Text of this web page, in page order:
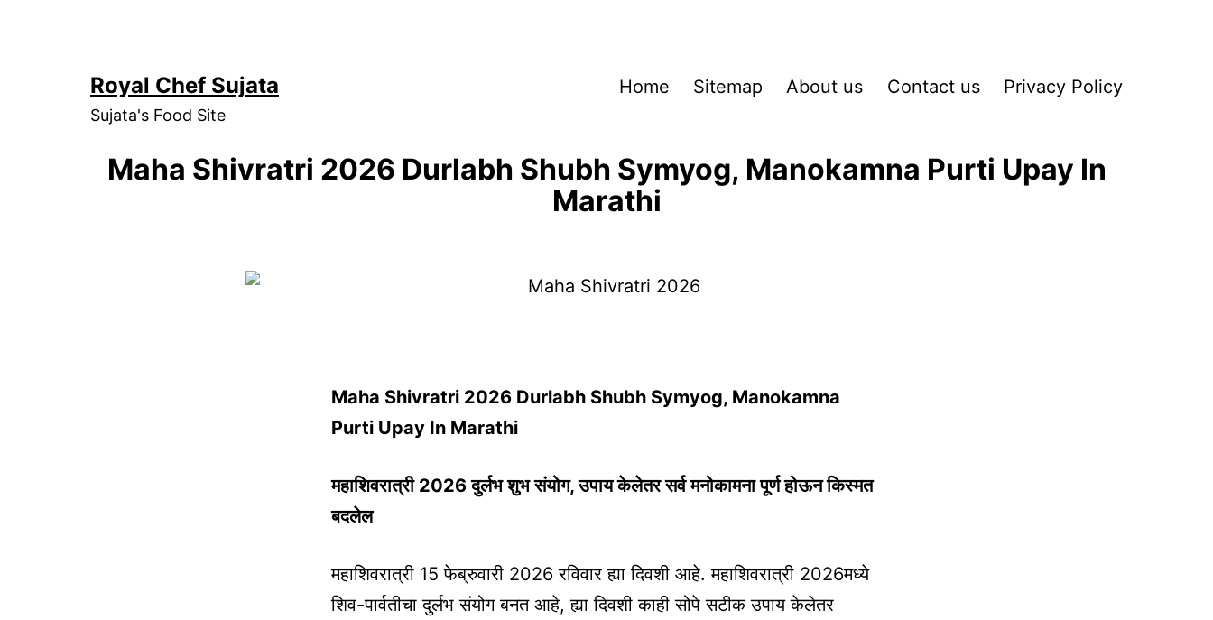
Royal Chef Sujata
Sujata's Food Site
Home Sitemap About us Contact us Privacy Policy
Maha Shivratri 2026 Durlabh Shubh Symyog, Manokamna Purti Upay In
Marathi
Maha Shivratri 2026 Durlabh Shubh Symyog, Manokamna
Purti Upay In Marathi
महाशिवरात्री 2026 दुर्लभ शुभ संयोग, उपाय केलेतर सर्व मनोकामना पूर्ण होऊन किस्मत
बदलेल
महाशिवरात्री 15 फेब्रुवारी 2026 रविवार ह्या दिवशी आहे. महाशिवरात्री 2026मध्ये
शिव-पार्वतीचा दुर्लभ संयोग बनत आहे, ह्या दिवशी काही सोपे सटीक उपाय केलेतर